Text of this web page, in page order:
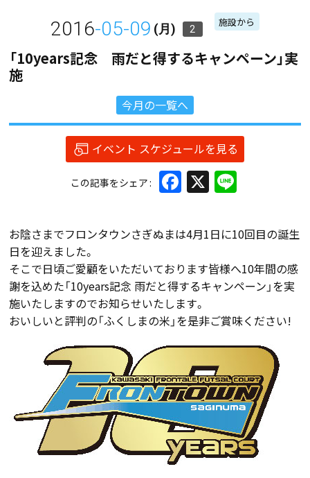
2016-05-09 (月) 2
施設から
「10years記念 雨だと得するキャンペーン」実
施
今月の一覧へ
イベント スケジュールを見る
この記事をシェア Facebook
X
お陰さまでフロンタウンさぎぬまは4月1日に10回目の誕生
日を迎えました。
そこで日頃ご愛顧をいただいております皆様へ10年間の感
謝を込めた「10years記念 雨だと得するキャンペーン」を実
施いたしますのでお知らせいたします。
おいしいと評判の「ふくしまの米」を是非ご賞味ください!